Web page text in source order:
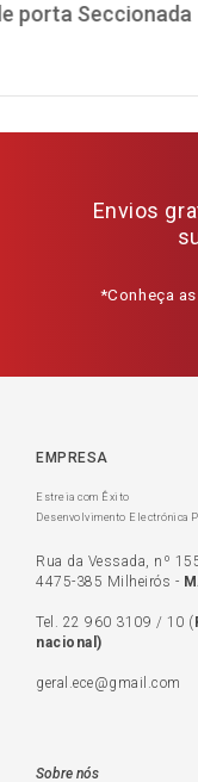
Envios
*Conheça
EMPRESA
Estreia com Êxito
Desenvolvimento Electrónica
Rua da Vessada, nº
4475-385 Milheirós -
Tel. 22 960 3109 / 10 (
nacional)
geral.ece@gmail.com
Sobre nós